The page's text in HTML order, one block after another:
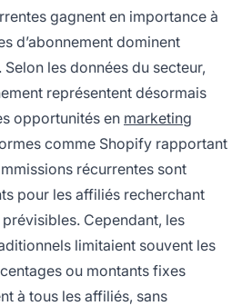
gagnent en importance à
d’abonnement dominent
Selon les données du secteur,
représentent désormais
opportunités en marketing
comme Shopify rapportant
récurrentes sont
pour les affiliés recherchant
Cependant, les
limitaient souvent les
ou montants fixes
à tous les affiliés, sans